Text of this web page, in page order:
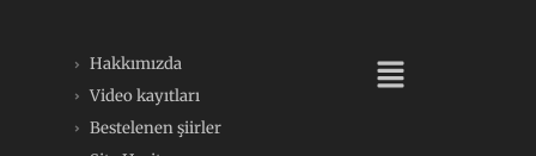
Hakkımızda
Video kayıtları
Bestelenen şiirler
Menü